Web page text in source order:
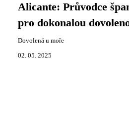
Alicante: Průvodce
pro dokonalou
Dovolená u moře
02. 05. 2025